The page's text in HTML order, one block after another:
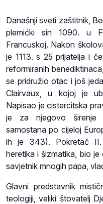
Današnji sveti zaštitnik,
plemićki sin 1090. u
Francuskoj. Nakon
je 1113. s 25 prijatelja i
reformiranih
se pridružio otac i još
Clairvaux, u kojoj je
Napisao je cistercitska
je za njegovo širenje
samostana po cijeloj
ih je 343). Pokretač II.
heretika i šizmatika, bio
savjetnik mnogih papa,
Glavni predstavnik
teologiji, veliki štovatelj